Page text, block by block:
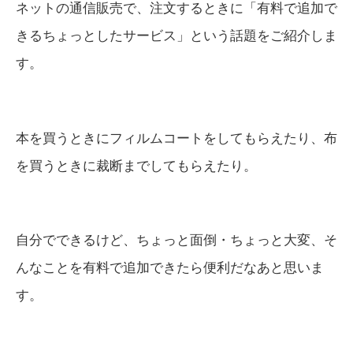
ネットの通信販売で、注文するときに「有料で追加で
きるちょっとしたサービス」という話題をご紹介しま
す。
本を買うときにフィルムコートをしてもらえたり、布
を買うときに裁断までしてもらえたり。
自分でできるけど、ちょっと面倒・ちょっと大変、そ
んなことを有料で追加できたら便利だなあと思いま
す。